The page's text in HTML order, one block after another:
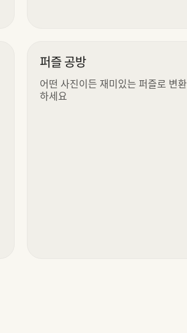
퍼즐 공방
어떤 사진이든 재미있는 퍼즐로 변환
하세요